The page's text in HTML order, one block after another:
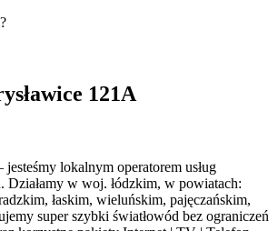
121A
lokalnym operatorem usług
Działamy w woj. łódzkim, w powiatach:
łaskim, wieluńskim, pajęczańskim,
super szybki światłowód bez ograniczeń